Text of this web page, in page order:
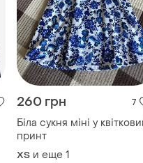
260 грн 7
Біла сукня міні у
принт
ХS и еще 1